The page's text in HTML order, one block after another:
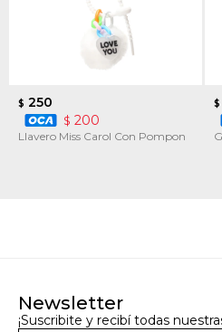
$ 250
$ 200
Llavero Miss Carol Con Pompon
$
Newsletter
¡Suscribite y recibí todas